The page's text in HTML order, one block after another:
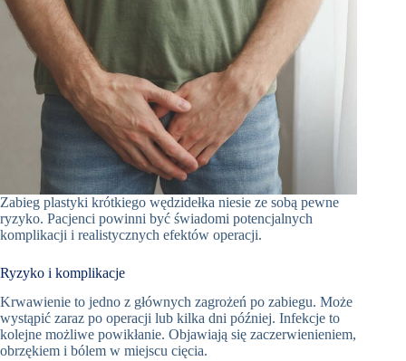
Zabieg plastyki krótkiego wędzidełka niesie ze sobą pewne
ryzyko. Pacjenci powinni być świadomi potencjalnych
komplikacji i realistycznych efektów operacji.
Ryzyko i komplikacje
Krwawienie to jedno z głównych zagrożeń po zabiegu. Może
wystąpić zaraz po operacji lub kilka dni później. Infekcje to
kolejne możliwe powikłanie. Objawiają się zaczerwienieniem,
obrzękiem i bólem w miejscu cięcia.